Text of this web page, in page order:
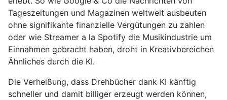
Tageszeitungen und Magazinen weltweit ausbeuten
ohne signifikante finanzielle Vergütungen zu zahlen
oder wie Streamer a la Spotify die Musikindustrie um
Einnahmen gebracht haben, droht in Kreativbereichen
Ähnliches durch die KI.
Die Verheißung, dass Drehbücher dank KI känftig
schneller und damit billiger erzeugt werden können,